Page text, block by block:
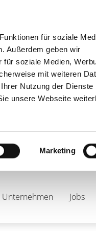
für soziale
Außerdem geben wir
für soziale Medien,
mit weiteren
Nutzung der Dienste
unsere Webseite
Marketing
Unternehmen Jobs